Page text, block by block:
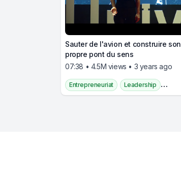
Sauter de l'avion et construire son
propre pont du sens
07:38 • 4.5M views • 3 years ago
Entrepreneuriat
Leadership